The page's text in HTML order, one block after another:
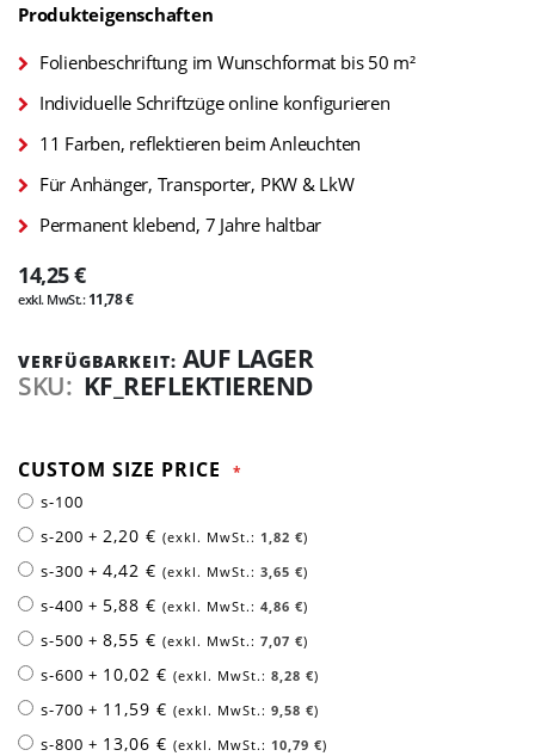
Produkteigenschaften
Folienbeschriftung im Wunschformat bis 50 m²
Individuelle Schriftzüge online konfigurieren
11 Farben, reflektieren beim Anleuchten
Für Anhänger, Transporter, PKW & LkW
Permanent klebend, 7 Jahre haltbar
14,25 €
11,78 €
VERFÜGBARKEIT: AUF LAGER
SKU
KF_REFLEKTIEREND
CUSTOM SIZE PRICE
s-100
s-200+2,20 € 1,82 €
s-300+4,42 € 3,65 €
s-400+ 5,88 € 4,86 €
s-500+8,55 € 7,07 €
s-600+ 10,02 € 8,28 €
s-700+ 11,59 € 9,58 €
s-800+ 13,06 € 10,79 €